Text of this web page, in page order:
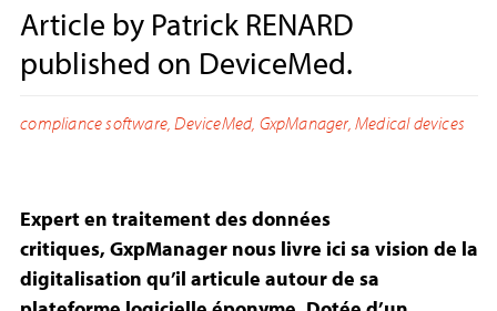
Article by Patrick RENARD
published on DeviceMed.
compliance software, DeviceMed, GxpManager, Medical devices
Expert en traitement des données
critiques, GxpManagernous livre ici sa vision de la
digitalisation qu’il articule autour de sa